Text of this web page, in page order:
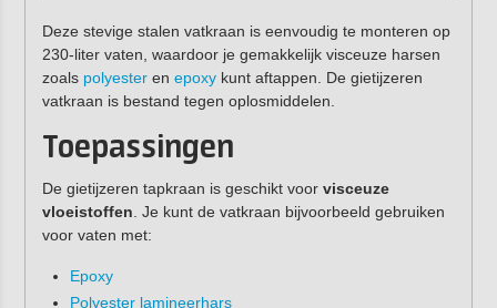
Deze stevige stalen vatkraan is eenvoudig te monteren op
230-liter vaten, waardoor je gemakkelijk visceuze harsen
zoals polyesteren epoxykunt aftappen. De gietijzeren
vatkraan is bestand tegen oplosmiddelen.
Toepassingen
De gietijzeren tapkraan is geschikt voor visceuze
vloeistoffen. Je kunt de vatkraan bijvoorbeeld gebruiken
voor vaten met:
Epoxy
Polyester lamineerhars